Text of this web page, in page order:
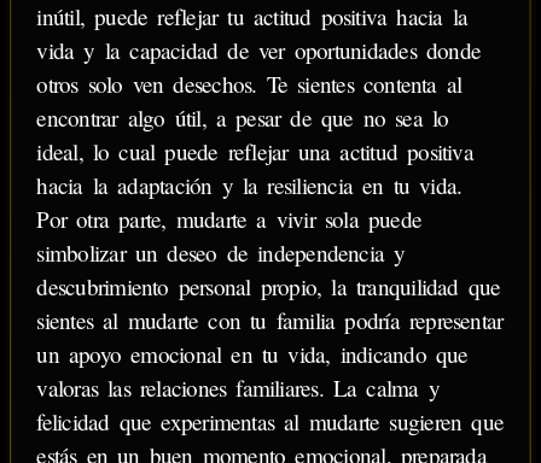
inútil, puede reflejar tu actitud positiva hacia la
vida y la capacidad de ver oportunidades donde
otros solo ven desechos. Te sientes contenta al
encontrar algo útil, a pesar de que no sea lo
ideal, lo cual puede reflejar una actitud positiva
hacia la adaptación y la resiliencia en tu vida.
Por otra parte, mudarte a vivir sola puede
simbolizar un deseo de independencia y
descubrimiento personal propio, la tranquilidad que
sientes al mudarte con tu familia podría representar
un apoyo emocional en tu vida, indicando que
valoras las relaciones familiares. La calma y
felicidad que experimentas al mudarte sugieren que
estás en un buen momento emocional, preparada